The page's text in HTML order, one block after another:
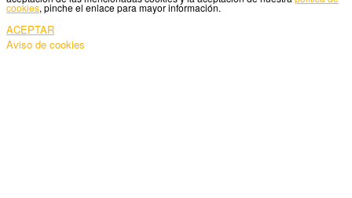
cookies, pinche el enlace para mayor información.
ACEPTAR
Aviso de cookies